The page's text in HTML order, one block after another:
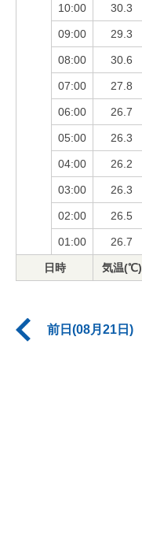
10:00 30.3
09:00 29.3
08:00 30.6
07:00 27.8
06:00 26.7
05:00 26.3
04:00 26.2
03:00 26.3
02:00 26.5
01:00 26.7
日時 気温(℃)
前日(08月21日)